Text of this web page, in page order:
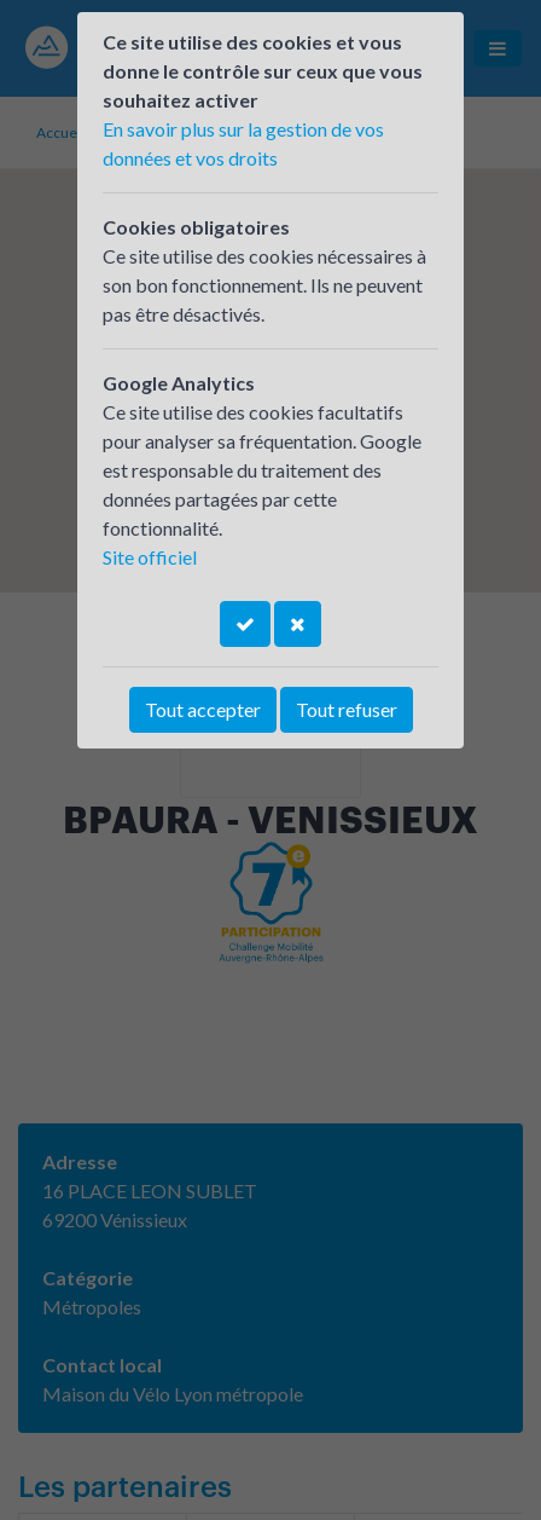
Accueil Établissements inscrits BPAURA - VENISSIEUX
BPAURA - VENISSIEUX
Adresse
16 PLACE LEON SUBLET
69200 Vénissieux
Catégorie
Métropoles
Contact local
Maison du Vélo Lyon métropole
Les partenaires
Ce site utilise des cookies et vous
donne le contrôle sur ceux que vous
souhaitez activer
En savoir plus sur la gestion de vos
données et vos droits
Cookies obligatoires
Ce site utilise des cookies nécessaires à
son bon fonctionnement. Ils ne peuvent
pas être désactivés.
Google Analytics
Ce site utilise des cookies facultatifs
pour analyser sa fréquentation. Google
est responsable du traitement des
données partagées par cette
fonctionnalité.
Site officiel
Tout accepter Tout refuser